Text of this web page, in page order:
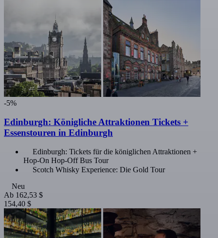
-5%
Edinburgh: Königliche Attraktionen Tickets +
Essenstouren in Edinburgh
Edinburgh: Tickets für die königlichen Attraktionen +
Hop-On Hop-Off Bus Tour
Scotch Whisky Experience: Die Gold Tour
Neu
Ab 162,53 $
154,40 $